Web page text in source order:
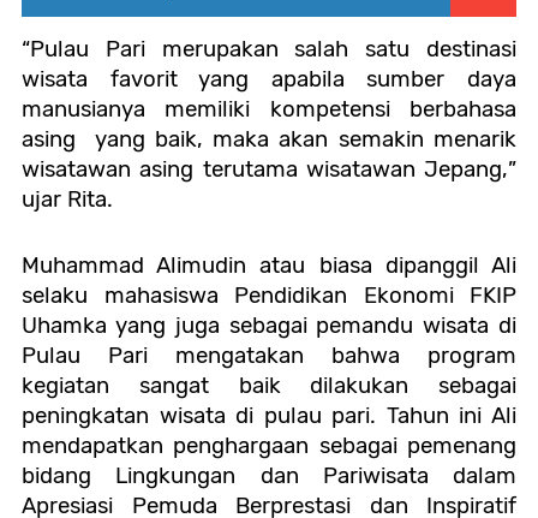
“Pulau Pari merupakan salah satu destinasi
wisata favorit yang apabila sumber daya
manusianya memiliki kompetensi berbahasa
asing
yang baik, maka akan semakin menarik
wisatawan asing terutama wisatawan Jepang,”
ujar Rita.
Muhammad Alimudin atau biasa dipanggil Ali
selaku mahasiswa Pendidikan Ekonomi FKIP
Uhamka yang juga sebagai pemandu wisata di
Pulau Pari mengatakan bahwa program
kegiatan sangat baik dilakukan sebagai
peningkatan wisata di pulau pari. Tahun ini Ali
mendapatkan penghargaan sebagai pemenang
bidang Lingkungan dan Pariwisata dalam
Apresiasi Pemuda Berprestasi dan Inspiratif